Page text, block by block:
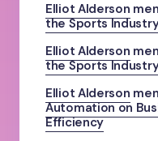
Elliot Alderson
the Sports
Elliot Alderson
the Sports
Elliot Alderson
Automation on
Efficiency